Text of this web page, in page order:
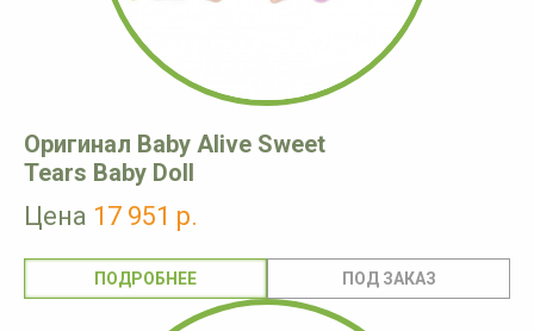
Оригинал Baby Alive Sweet
Tears Baby Doll
Цена 17 951 р.
ПОДРОБНЕЕ